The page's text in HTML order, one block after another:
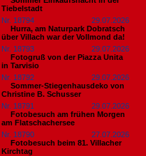
Tiebelstadt
Nr. 18794
29.07.2026
Hurra, am Naturpark Dobratsch
über Villach war der Vollmond da!
Nr. 18793
29.07.2026
Fotogruß von der Piazza Unita
in Tarvisio
Nr. 18792
29.07.2026
Sommer-Stiegenhausdeko von
Christine B. Schusser
Nr. 18791
29.07.2026
Fotobesuch am frühen Morgen
am Flatschachersee
Nr. 18790
27.07.2026
Fotobesuch beim 81. Villacher
Kirchtag